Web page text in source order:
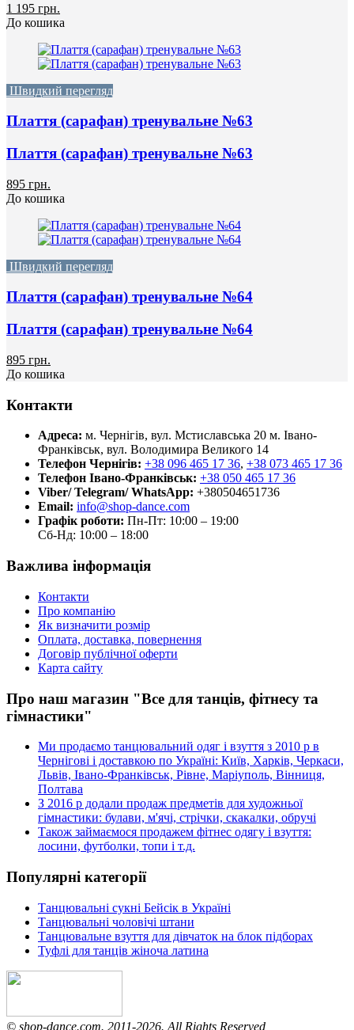
1 195 грн.
До кошика
Швидкий перегляд
Плаття (сарафан) тренувальне №63
Плаття (сарафан) тренувальне №63
895 грн.
До кошика
Швидкий перегляд
Плаття (сарафан) тренувальне №64
Плаття (сарафан) тренувальне №64
895 грн.
До кошика
Контакти
Адреса: м. Чернігів, вул. Мстиславська 20 м. Івано-
Франківськ, вул. Володимира Великого 14
Телефон Чернігів: +38 096 465 17 36, +38 073 465 17 36
Телефон Івано-Франківськ: +38 050 465 17 36
Viber/ Telegram/ WhatsApp: +380504651736
Email: info@shop-dance.com
Графік роботи: Пн-Пт: 10:00 – 19:00
Сб-Нд: 10:00 – 18:00
Важлива інформація
Контакти
Про компанію
Як визначити розмір
Оплата, доставка, повернення
Договір публічної оферти
Карта сайту
Про наш магазин "Все для танців, фітнесу та
гімнастики"
Ми продаємо танцювальний одяг і взуття з 2010 р в
Чернігові і доставкою по Україні: Київ, Харків, Черкаси,
Львів, Івано-Франківськ, Рівне, Маріуполь, Вінниця,
Полтава
З 2016 р додали продаж предметів для художньої
гімнастики: булави, м'ячі, стрічки, скакалки, обручі
Також займаємося продажем фітнес одягу і взуття:
лосини, футболки, топи і т.д.
Популярні категорії
Танцювальні сукні Бейсік в Україні
Танцювальні чоловічі штани
Танцювальне взуття для дівчаток на блок підборах
Туфлі для танців жіноча латина
© shop-dance.com. 2011-2026. All Rights Reserved